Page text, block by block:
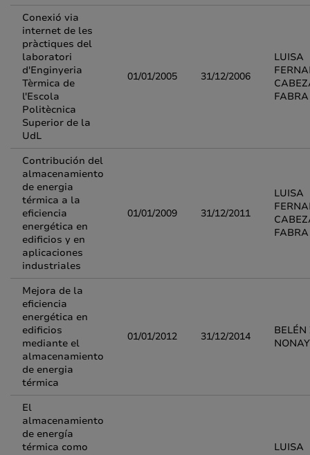
Conexió via
internet de les
pràctiques del
laboratori
d'Enginyeria
Tèrmica de
l'Escola
Politècnica
Superior de la
UdL
01/01/2005 31/12/2006
LUISA
FABRA
Contribución del
almacenamiento
de energia
térmica a la
eficiencia
energética en
edificios y en
aplicaciones
industriales
01/01/2009 31/12/2011
LUISA
FABRA
Mejora de la
eficiencia
energética en
edificios
mediante el
almacenamiento
de energia
térmica
01/01/2012 31/12/2014
NONAY
El
almacenamiento
de energía
térmica como
LUISA